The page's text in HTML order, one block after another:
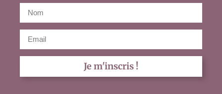
Je m'inscris !